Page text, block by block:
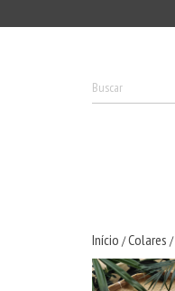
Início /Colares /